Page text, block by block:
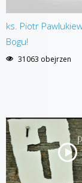
ks. Piotr
Bogu!
31063 obejrzen